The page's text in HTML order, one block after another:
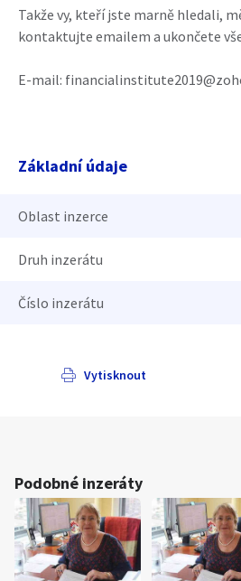
Takže vy, kteří jste marně hledali,
kontaktujte emailem a ukončete
E-mail:
Základní údaje
Oblast inzerce
Druh inzerátu
Číslo inzerátu
Vytisknout
Podobné inzeráty